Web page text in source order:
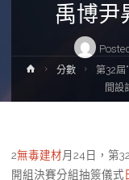
禹博尹
Home分數
第32屆
間設
2無毒建材月24日，第
開組決賽分組抽簽儀式